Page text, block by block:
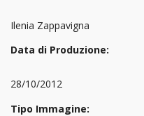
Ilenia Zappavigna
Data di Produzione:
28/10/2012
Tipo Immagine: